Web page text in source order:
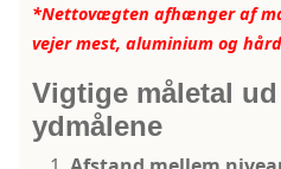
*Nettovægten afhænger af
vejer mest, aluminium og
Vigtige måletal
ydmålene